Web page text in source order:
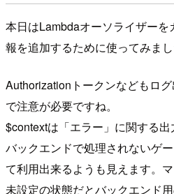
本日はLambdaオーソライザー
報を追加するために使ってみまし
Authorizationトークンなどもロ
で注意が必要ですね。
$contextは「エラー」に関する
バックエンドで処理されないゲ
て利用出来るようも見えます。
未設定の状態だとバックエンド